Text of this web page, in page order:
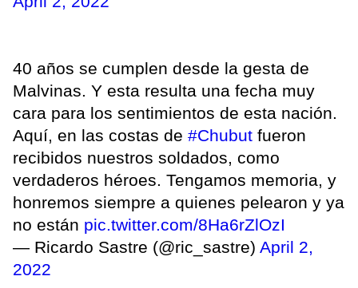
40 años se cumplen desde la gesta de
Malvinas. Y esta resulta una fecha muy
cara para los sentimientos de esta nación.
Aquí, en las costas de #Chubut fueron
recibidos nuestros soldados, como
verdaderos héroes. Tengamos memoria, y
honremos siempre a quienes pelearon y ya
no están pic.twitter.com/8Ha6rZlOzI
— Ricardo Sastre (@ric_sastre) April 2,
2022